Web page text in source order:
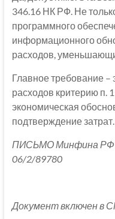
346.16 НК РФ. Не
программного
информационного
расходов,
Главное требование –
расходов критерию п.
экономическая
подтверждение затрат.
ПИСЬМО Минфина РФ
06/2/89780
Документ включен в